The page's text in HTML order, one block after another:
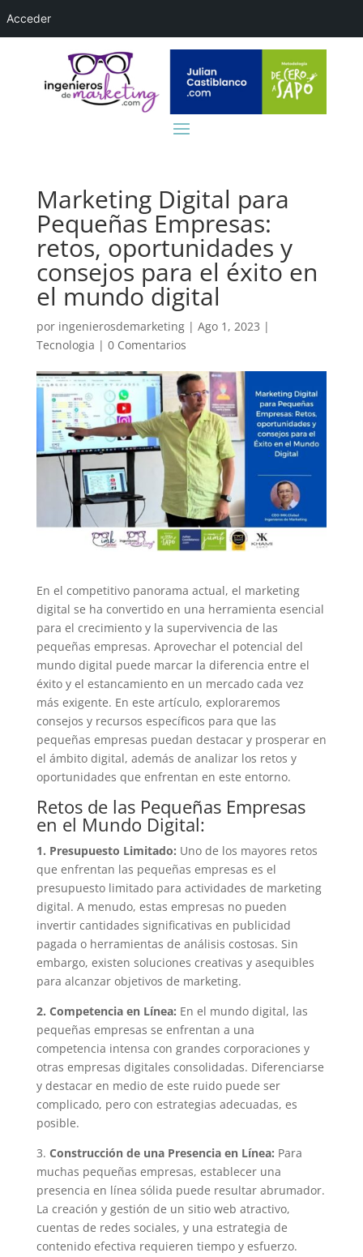
Marketing Digital para
Pequeñas Empresas:
retos, oportunidades y
consejos para el éxito en
el mundo digital
por ingenierosdemarketing| Ago 1, 2023 |
Tecnologia | 0 Comentarios
En el competitivo panorama actual, el marketing
digital se ha convertido en una herramienta esencial
para el crecimiento y la supervivencia de las
pequeñas empresas. Aprovechar el potencial del
mundo digital puede marcar la diferencia entre el
éxito y el estancamiento en un mercado cada vez
más exigente. En este artículo, exploraremos
consejos y recursos específicos para que las
pequeñas empresas puedan destacar y prosperar en
el ámbito digital, además de analizar los retos y
oportunidades que enfrentan en este entorno.
Retos de las Pequeñas Empresas
en el Mundo Digital:
1. Presupuesto Limitado: Uno de los mayores retos
que enfrentan las pequeñas empresas es el
presupuesto limitado para actividades de marketing
digital. A menudo, estas empresas no pueden
invertir cantidades significativas en publicidad
pagada o herramientas de análisis costosas. Sin
embargo, existen soluciones creativas y asequibles
para alcanzar objetivos de marketing.
2. Competencia en Línea: En el mundo digital, las
pequeñas empresas se enfrentan a una
competencia intensa con grandes corporaciones y
otras empresas digitales consolidadas. Diferenciarse
y destacar en medio de este ruido puede ser
complicado, pero con estrategias adecuadas, es
posible.
3. Construcción de una Presencia en Línea: Para
muchas pequeñas empresas, establecer una
presencia en línea sólida puede resultar abrumador.
La creación y gestión de un sitio web atractivo,
cuentas de redes sociales, y una estrategia de
contenido efectiva requieren tiempo y esfuerzo.
Acceder